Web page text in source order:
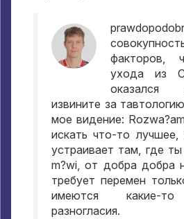
факторов,
ухода из
извините за тавтологию
мое видение:
искать что-то лучшее,
устраивает там, где ты
m?wi,от добра добра
требует перемен
имеются какие-то
разногласия.